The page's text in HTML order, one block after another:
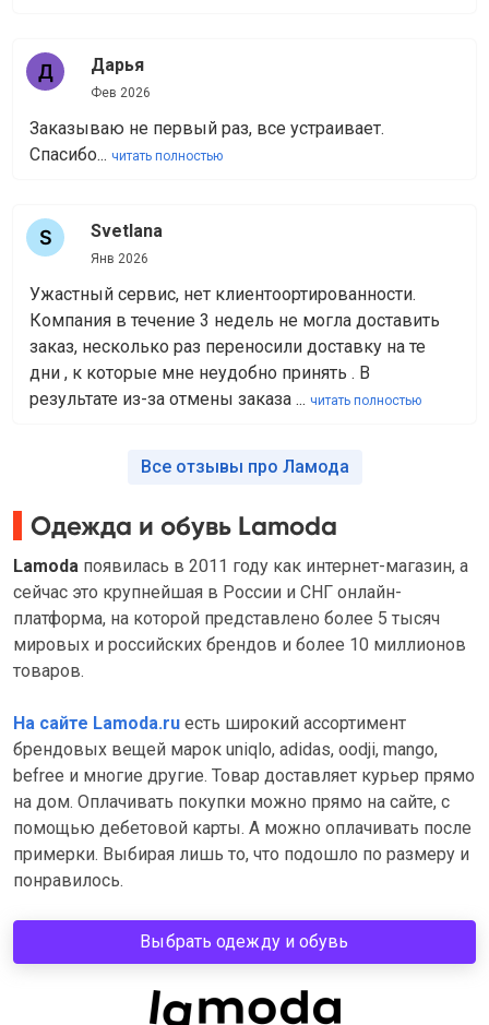
Дарья
Фев 2026
Заказываю не первый раз, все устраивает.
Спасибо... читать полностью
Svetlana
Янв 2026
Ужастный сервис, нет клиентоортированности.
Компания в течение 3 недель не могла доставить
заказ, несколько раз переносили доставку на те
дни , к которые мне неудобно принять . В
результате из-за отмены заказа ... читать полностью
Все отзывы про Ламода
Одежда и обувь Lamoda
Lamoda появилась в 2011 году как интернет-магазин, а
сейчас это крупнейшая в России и СНГ онлайн-
платформа, на которой представлено более 5 тысяч
мировых и российских брендов и более 10 миллионов
товаров.
На сайте Lamoda.ru есть широкий ассортимент
брендовых вещей марок uniqlo, adidas, oodji, mango,
befree и многие другие. Товар доставляет курьер прямо
на дом. Оплачивать покупки можно прямо на сайте, с
помощью дебетовой карты. А можно оплачивать после
примерки. Выбирая лишь то, что подошло по размеру и
понравилось.
Выбрать одежду и обувь